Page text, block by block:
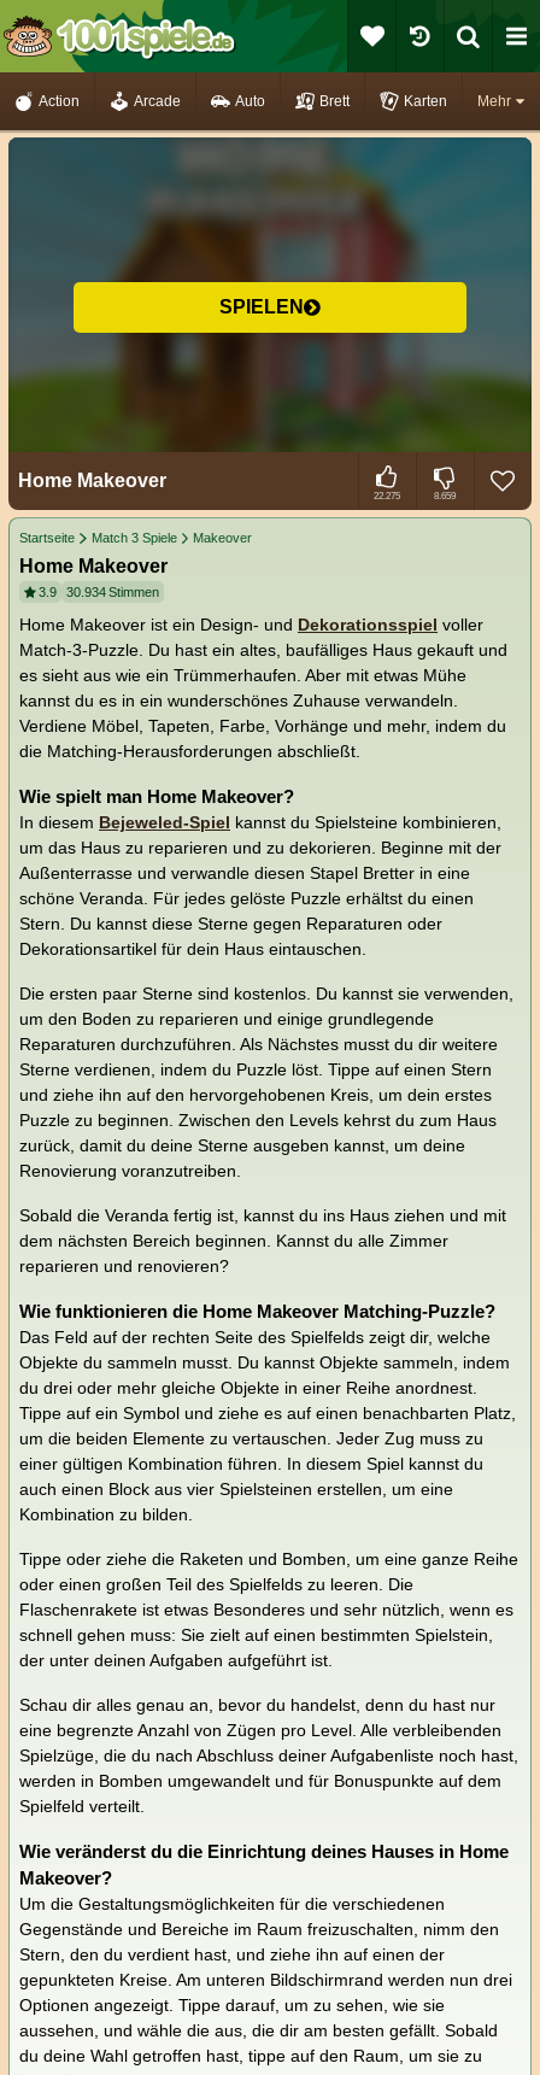
Mehr
Action Arcade Auto Brett Karten
SPIELEN
Home Makeover
22.275 8.659
Startseite Match 3 Spiele Makeover
Home Makeover
3.9 30.934Stimmen
Home Makeover ist ein Design- und Dekorationsspiel voller
Match-3-Puzzle. Du hast ein altes, baufälliges Haus gekauft und
es sieht aus wie ein Trümmerhaufen. Aber mit etwas Mühe
kannst du es in ein wunderschönes Zuhause verwandeln.
Verdiene Möbel, Tapeten, Farbe, Vorhänge und mehr, indem du
die Matching-Herausforderungen abschließt.
Wie spielt man Home Makeover?
In diesem Bejeweled-Spiel kannst du Spielsteine kombinieren,
um das Haus zu reparieren und zu dekorieren. Beginne mit der
Außenterrasse und verwandle diesen Stapel Bretter in eine
schöne Veranda. Für jedes gelöste Puzzle erhältst du einen
Stern. Du kannst diese Sterne gegen Reparaturen oder
Dekorationsartikel für dein Haus eintauschen.
Die ersten paar Sterne sind kostenlos. Du kannst sie verwenden,
um den Boden zu reparieren und einige grundlegende
Reparaturen durchzuführen. Als Nächstes musst du dir weitere
Sterne verdienen, indem du Puzzle löst. Tippe auf einen Stern
und ziehe ihn auf den hervorgehobenen Kreis, um dein erstes
Puzzle zu beginnen. Zwischen den Levels kehrst du zum Haus
zurück, damit du deine Sterne ausgeben kannst, um deine
Renovierung voranzutreiben.
Sobald die Veranda fertig ist, kannst du ins Haus ziehen und mit
dem nächsten Bereich beginnen. Kannst du alle Zimmer
reparieren und renovieren?
Wie funktionieren die Home Makeover Matching-Puzzle?
Das Feld auf der rechten Seite des Spielfelds zeigt dir, welche
Objekte du sammeln musst. Du kannst Objekte sammeln, indem
du drei oder mehr gleiche Objekte in einer Reihe anordnest.
Tippe auf ein Symbol und ziehe es auf einen benachbarten Platz,
um die beiden Elemente zu vertauschen. Jeder Zug muss zu
einer gültigen Kombination führen. In diesem Spiel kannst du
auch einen Block aus vier Spielsteinen erstellen, um eine
Kombination zu bilden.
Tippe oder ziehe die Raketen und Bomben, um eine ganze Reihe
oder einen großen Teil des Spielfelds zu leeren. Die
Flaschenrakete ist etwas Besonderes und sehr nützlich, wenn es
schnell gehen muss: Sie zielt auf einen bestimmten Spielstein,
der unter deinen Aufgaben aufgeführt ist.
Schau dir alles genau an, bevor du handelst, denn du hast nur
eine begrenzte Anzahl von Zügen pro Level. Alle verbleibenden
Spielzüge, die du nach Abschluss deiner Aufgabenliste noch hast,
werden in Bomben umgewandelt und für Bonuspunkte auf dem
Spielfeld verteilt.
Wie veränderst du die Einrichtung deines Hauses in Home
Makeover?
Um die Gestaltungsmöglichkeiten für die verschiedenen
Gegenstände und Bereiche im Raum freizuschalten, nimm den
Stern, den du verdient hast, und ziehe ihn auf einen der
gepunkteten Kreise. Am unteren Bildschirmrand werden nun drei
Optionen angezeigt. Tippe darauf, um zu sehen, wie sie
aussehen, und wähle die aus, die dir am besten gefällt. Sobald
du deine Wahl getroffen hast, tippe auf den Raum, um sie zu